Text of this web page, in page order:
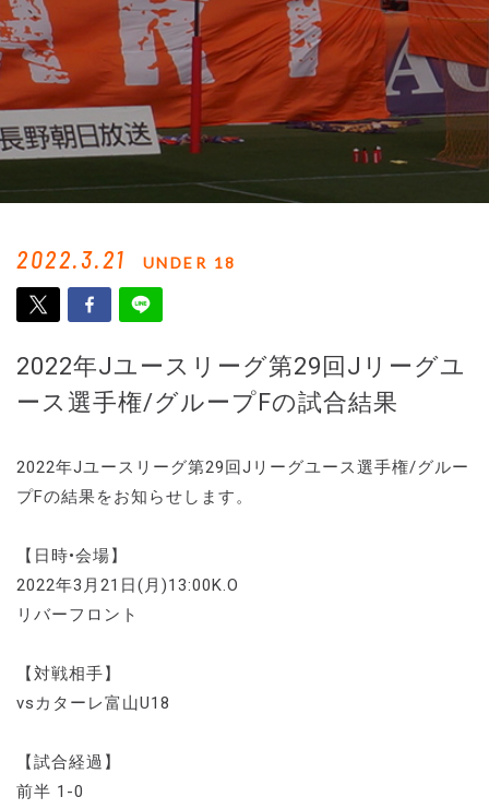
2022.3.21 UNDER 18
2022年Jユースリーグ第29回Jリーグユ
ース選手権/グループFの試合結果
2022年Jユースリーグ第29回Jリーグユース選手権/グルー
プFの結果をお知らせします。
【日時•会場】
2022年3月21日(月)13:00K.O
リバーフロント
【対戦相手】
vsカターレ富山U18
【試合経過】
前半 1-0